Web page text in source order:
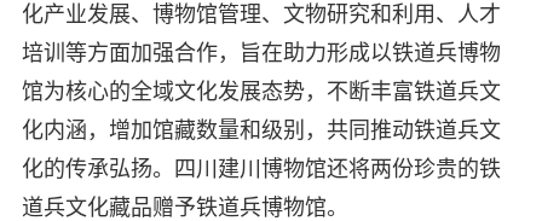
化产业发展、博物馆管理、文物研究和利用、人才
培训等方面加强合作，旨在助力形成以铁道兵博物
馆为核心的全域文化发展态势，不断丰富铁道兵文
化内涵，增加馆藏数量和级别，共同推动铁道兵文
化的传承弘扬。四川建川博物馆还将两份珍贵的铁
道兵文化藏品赠予铁道兵博物馆。